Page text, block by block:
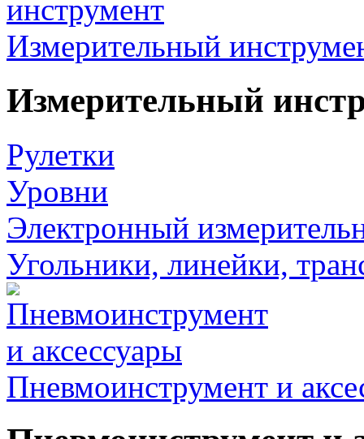
Измерительный
Измерительный
Рулетки
Уровни
Электронный
Угольники, линейки,
Пневмоинструмент и